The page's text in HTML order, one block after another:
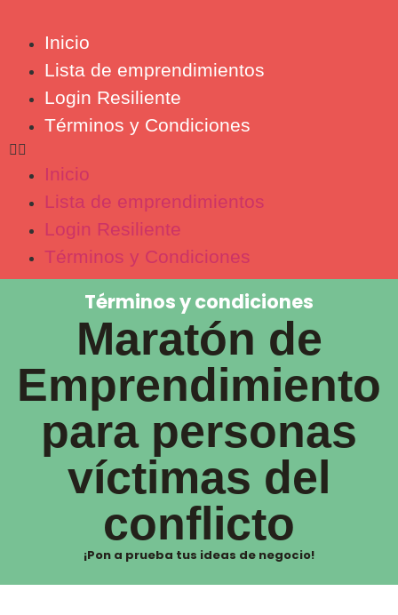
Inicio
Lista de emprendimientos
Login Resiliente
Términos y Condiciones
Inicio
Lista de emprendimientos
Login Resiliente
Términos y Condiciones
Términos y condiciones
Maratón de
Emprendimiento
para personas
víctimas del
conflicto
¡Pon a prueba tus ideas de negocio!